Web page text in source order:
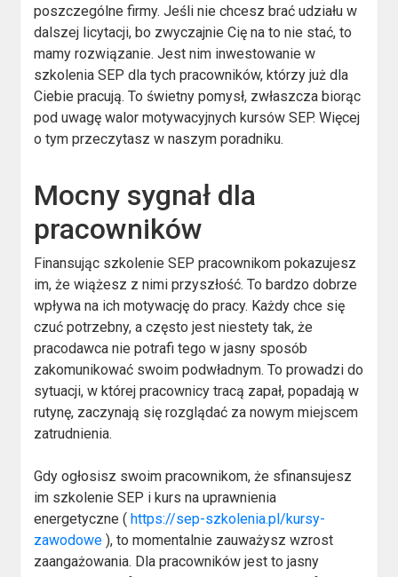
poszczególne firmy. Jeśli nie chcesz brać udziału w
dalszej licytacji, bo zwyczajnie Cię na to nie stać, to
mamy rozwiązanie. Jest nim inwestowanie w
szkolenia SEP dla tych pracowników, którzy już dla
Ciebie pracują. To świetny pomysł, zwłaszcza biorąc
pod uwagę walor motywacyjnych kursów SEP. Więcej
o tym przeczytasz w naszym poradniku.
Mocny sygnał dla
pracowników
Finansując szkolenie SEP pracownikom pokazujesz
im, że wiążesz z nimi przyszłość. To bardzo dobrze
wpływa na ich motywację do pracy. Każdy chce się
czuć potrzebny, a często jest niestety tak, że
pracodawca nie potrafi tego w jasny sposób
zakomunikować swoim podwładnym. To prowadzi do
sytuacji, w której pracownicy tracą zapał, popadają w
rutynę, zaczynają się rozglądać za nowym miejscem
zatrudnienia.
Gdy ogłosisz swoim pracownikom, że sfinansujesz
im szkolenie SEP i kurs na uprawnienia
energetyczne ( https://sep-szkolenia.pl/kursy-
zawodowe ), to momentalnie zauważysz wzrost
zaangażowania. Dla pracowników jest to jasny